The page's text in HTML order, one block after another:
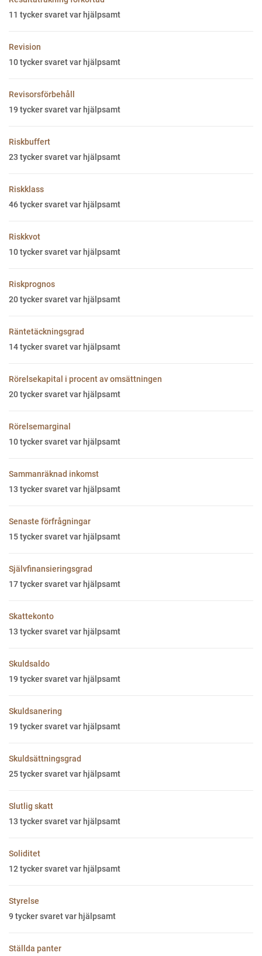
11 tycker svaret var hjälpsamt
Revision
10tycker svaret var hjälpsamt
Revisorsförbehåll
19 tycker svaret var hjälpsamt
Riskbuffert
23 tycker svaret var hjälpsamt
Riskklass
46tycker svaret var hjälpsamt
Riskkvot
10tycker svaret var hjälpsamt
Riskprognos
20tycker svaret var hjälpsamt
Räntetäckningsgrad
14tycker svaret var hjälpsamt
Rörelsekapital i procent av omsättningen
20tycker svaret var hjälpsamt
Rörelsemarginal
10tycker svaret var hjälpsamt
Sammanräknad inkomst
13 tycker svaret var hjälpsamt
Senaste förfrågningar
15tycker svaret var hjälpsamt
Självfinansieringsgrad
17tycker svaret var hjälpsamt
Skattekonto
13 tycker svaret var hjälpsamt
Skuldsaldo
19 tycker svaret var hjälpsamt
Skuldsanering
19 tycker svaret var hjälpsamt
Skuldsättningsgrad
25tycker svaret var hjälpsamt
Slutlig skatt
13 tycker svaret var hjälpsamt
Soliditet
12tycker svaret var hjälpsamt
Styrelse
9 tycker svaret var hjälpsamt
Ställda panter